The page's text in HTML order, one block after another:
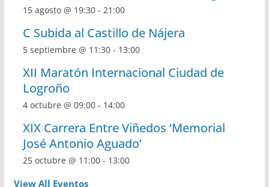
15 agosto @ 19:30- 21:00
C Subida al Castillo de Nájera
5 septiembre @ 11:30- 13:00
XII Maratón Internacional Ciudad de
Logroño
4 octubre @ 09:00- 14:00
XIX Carrera Entre Viñedos ‘Memorial
José Antonio Aguado’
25 octubre @ 11:00- 13:00
View All Eventos